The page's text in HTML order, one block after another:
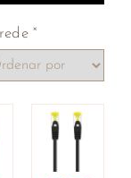
×